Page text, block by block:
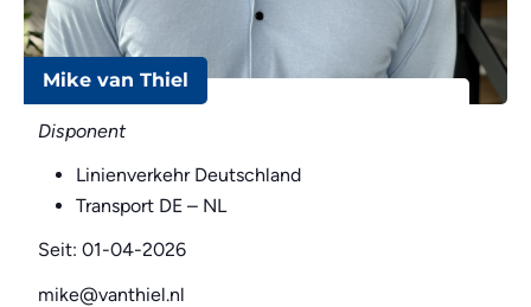
Mike van Thiel
Disponent
Linienverkehr Deutschland
Transport DE – NL
Seit: 01-04-2026
mike@vanthiel.nl